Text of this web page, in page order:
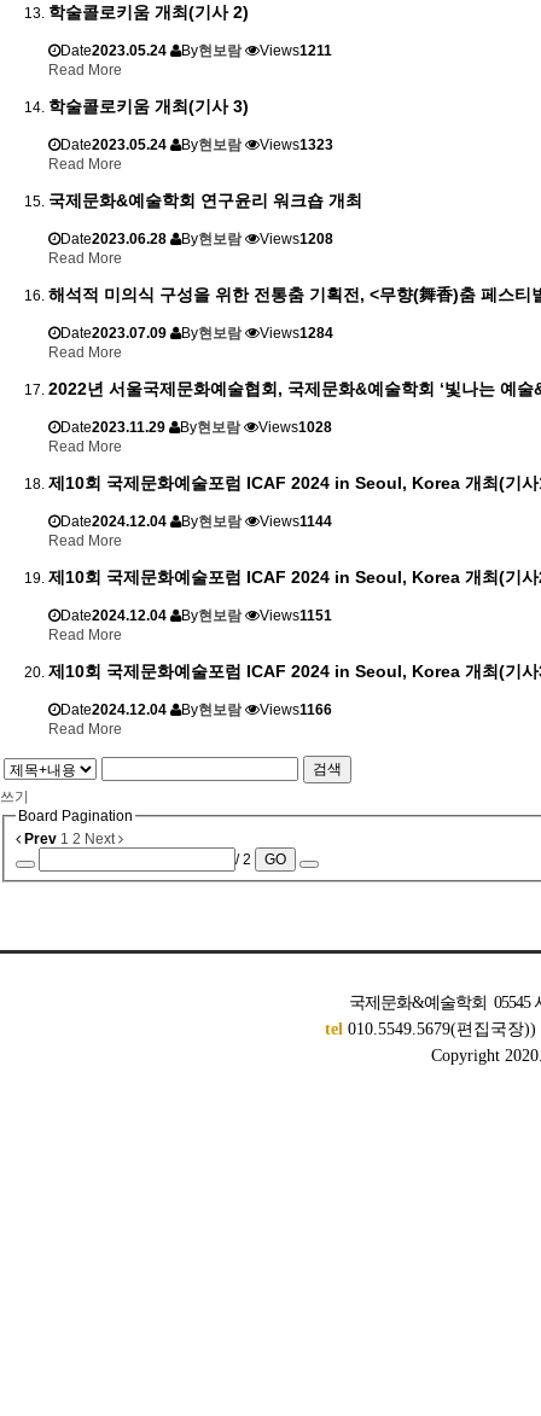
학술콜로키움 개최(기사 2)
Date2023.05.24 By현보람 Views1211
Read More
학술콜로키움 개최(기사 3)
Date2023.05.24 By현보람 Views1323
Read More
국제문화&예술학회 연구윤리 워크숍 개최
Date2023.06.28 By현보람 Views1208
Read More
해석적 미의식 구성을 위한 전통춤 기획전, <무향(舞香)춤 페스티
Date2023.07.09 By현보람 Views1284
Read More
2022년 서울국제문화예술협회, 국제문화&예술학회 ‘빛나는 예술
Date2023.11.29 By현보람 Views1028
Read More
제10회 국제문화예술포럼 ICAF 2024 in Seoul, Korea 개최(기
Date2024.12.04 By현보람 Views1144
Read More
제10회 국제문화예술포럼 ICAF 2024 in Seoul, Korea 개최(기
Date2024.12.04 By현보람 Views1151
Read More
제10회 국제문화예술포럼 ICAF 2024 in Seoul, Korea 개최(기
Date2024.12.04 By현보람 Views1166
Read More
검색
쓰기
Board Pagination
Prev 1 2 Next
/ 2
GO
국제문화&예술학회 05545
tel010.5549.5679(편집국장
Copyright